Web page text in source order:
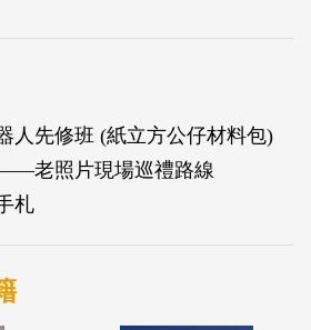
人先修班 (紙立方公仔材料包)
老照片現場巡禮路線
札